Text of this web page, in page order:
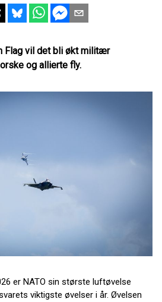
Flag vil det bli økt militær
og allierte fly.
er NATO sin største luftøvelse
viktigste øvelser i år. Øvelsen